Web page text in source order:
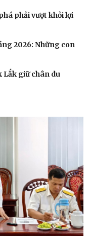
phải vượt khỏi lợi
2026: Những con
Lắk giữ chân du